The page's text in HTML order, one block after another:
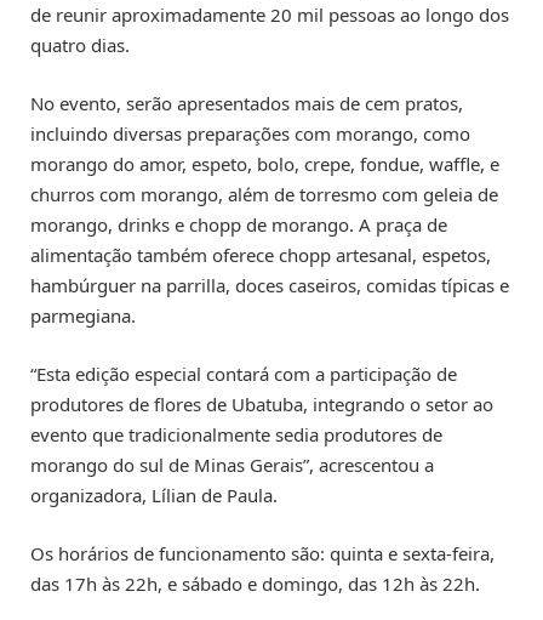
de reunir aproximadamente 20 mil pessoas ao longo dos
quatro dias.
No evento, serão apresentados mais de cem pratos,
incluindo diversas preparações com morango, como
morango do amor, espeto, bolo, crepe, fondue, waffle, e
churros com morango, além de torresmo com geleia de
morango, drinks e chopp de morango. A praça de
alimentação também oferece chopp artesanal, espetos,
hambúrguer na parrilla, doces caseiros, comidas típicas e
parmegiana.
“Esta edição especial contará com a participação de
produtores de flores de Ubatuba, integrando o setor ao
evento que tradicionalmente sedia produtores de
morango do sul de Minas Gerais”, acrescentou a
organizadora, Lílian de Paula.
Os horários de funcionamento são: quinta e sexta-feira,
das 17h às 22h, e sábado e domingo, das 12h às 22h.